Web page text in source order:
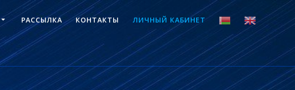
РАССЫЛКА КОНТАКТЫ ЛИЧНЫЙ КАБИНЕТ